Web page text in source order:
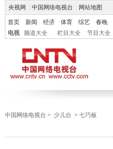
央视网 中国网络电视台 网站地图
首页 新闻 经济 体育 综艺 春晚
电视
频道大全 栏目大全 节目大全
中国网络电视台 > 少儿台 > 七巧板